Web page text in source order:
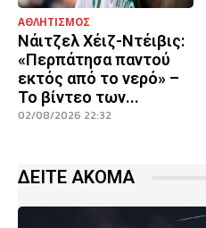
ΑΘΛΗΤΙΣΜΟΣ
Νάιτζελ Χέιζ-Ντέιβις:
«Περπάτησα παντού
εκτός από το νερό» –
Το βίντεο των...
02/08/2026 22:32
ΔΕΙΤΕ ΑΚΟΜΑ